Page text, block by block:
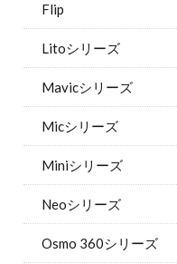
Flip
Litoシリーズ
Mavicシリーズ
Micシリーズ
Miniシリーズ
Neoシリーズ
Osmo 360シリーズ